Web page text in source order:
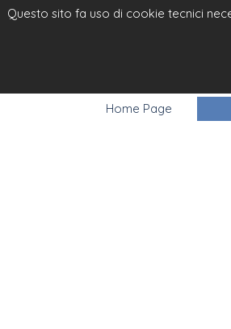
Questo sito fa uso di cookie tecnici
Home Page